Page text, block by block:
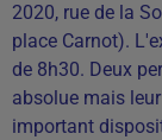
2020, rue de la
place Carnot).
de 8h30. Deux
absolue mais
important